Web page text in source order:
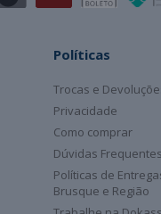
Políticas
Trocas e
Privacidade
Como comprar
Dúvidas Frequentes
Políticas de
Brusque e Região